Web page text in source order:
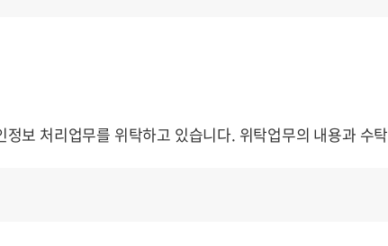
보 처리업무를 위탁하고 있습니다. 위탁업무의 내용과 수